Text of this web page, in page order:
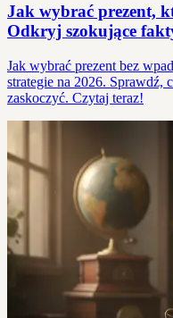
Jak wybrać prezent,
Odkryj szokujące
Jak wybrać prezent bez
strategie na 2026. Sprawdź,
zaskoczyć. Czytaj teraz!